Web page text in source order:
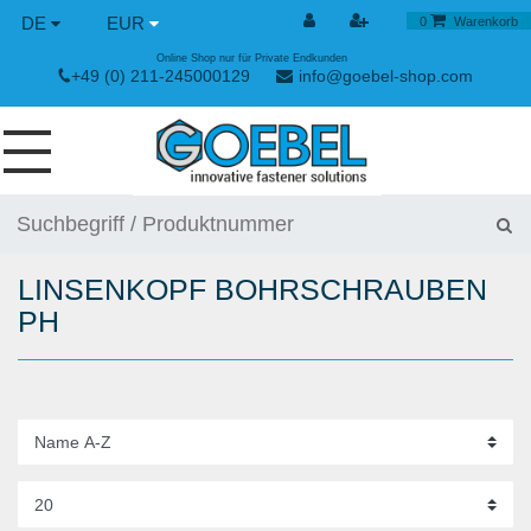
DE EUR 0 Warenkorb
+49 (0) 211-245000129 info@goebel-shop.com
Online Shop nur für Private Endkunden
SCHRAUBEN
SPEZIAL NIETE
NIETMUTTERN
SPANN & SCHNELLVERSCHLÜSSE
LINSENKOPF BOHRSCHRAUBEN
PH